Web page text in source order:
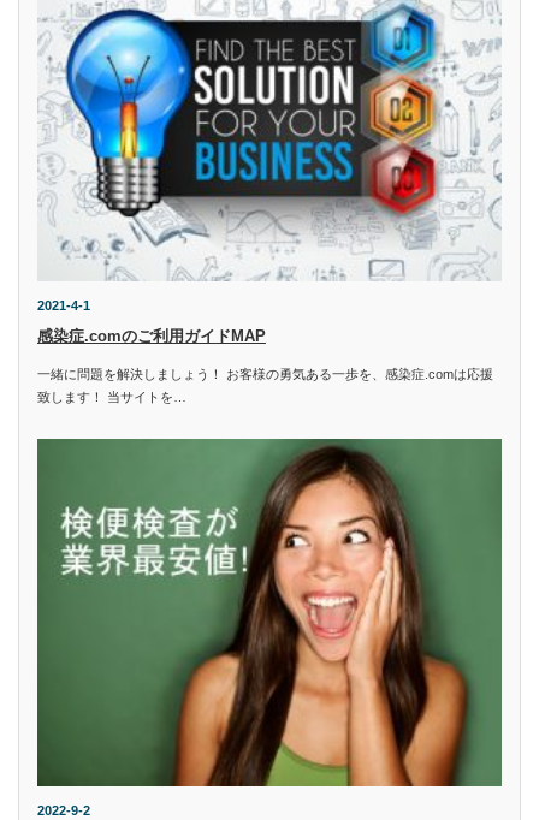
2021-4-1
感染症.comのご利用ガイドMAP
一緒に問題を解決しましょう！ お客様の勇気ある一歩を、感染症.comは応援
致します！ 当サイトを…
2022-9-2